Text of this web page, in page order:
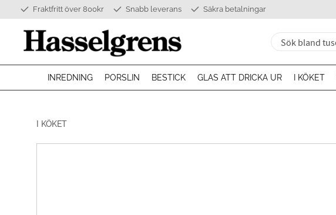
Fraktfritt över 800kr Snabb leverans Säkra betalningar
INREDNING PORSLIN BESTICK GLAS ATT DRICKA UR I KÖKET
I KÖKET